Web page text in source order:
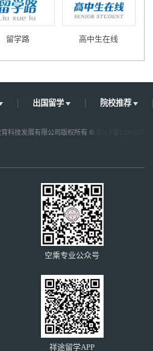
留学路 高中生在线
出国留学 院校推荐
科技发展有限公司版权所有 ©
京ICP备1200207
空乘专业公众号
祥途留学APP